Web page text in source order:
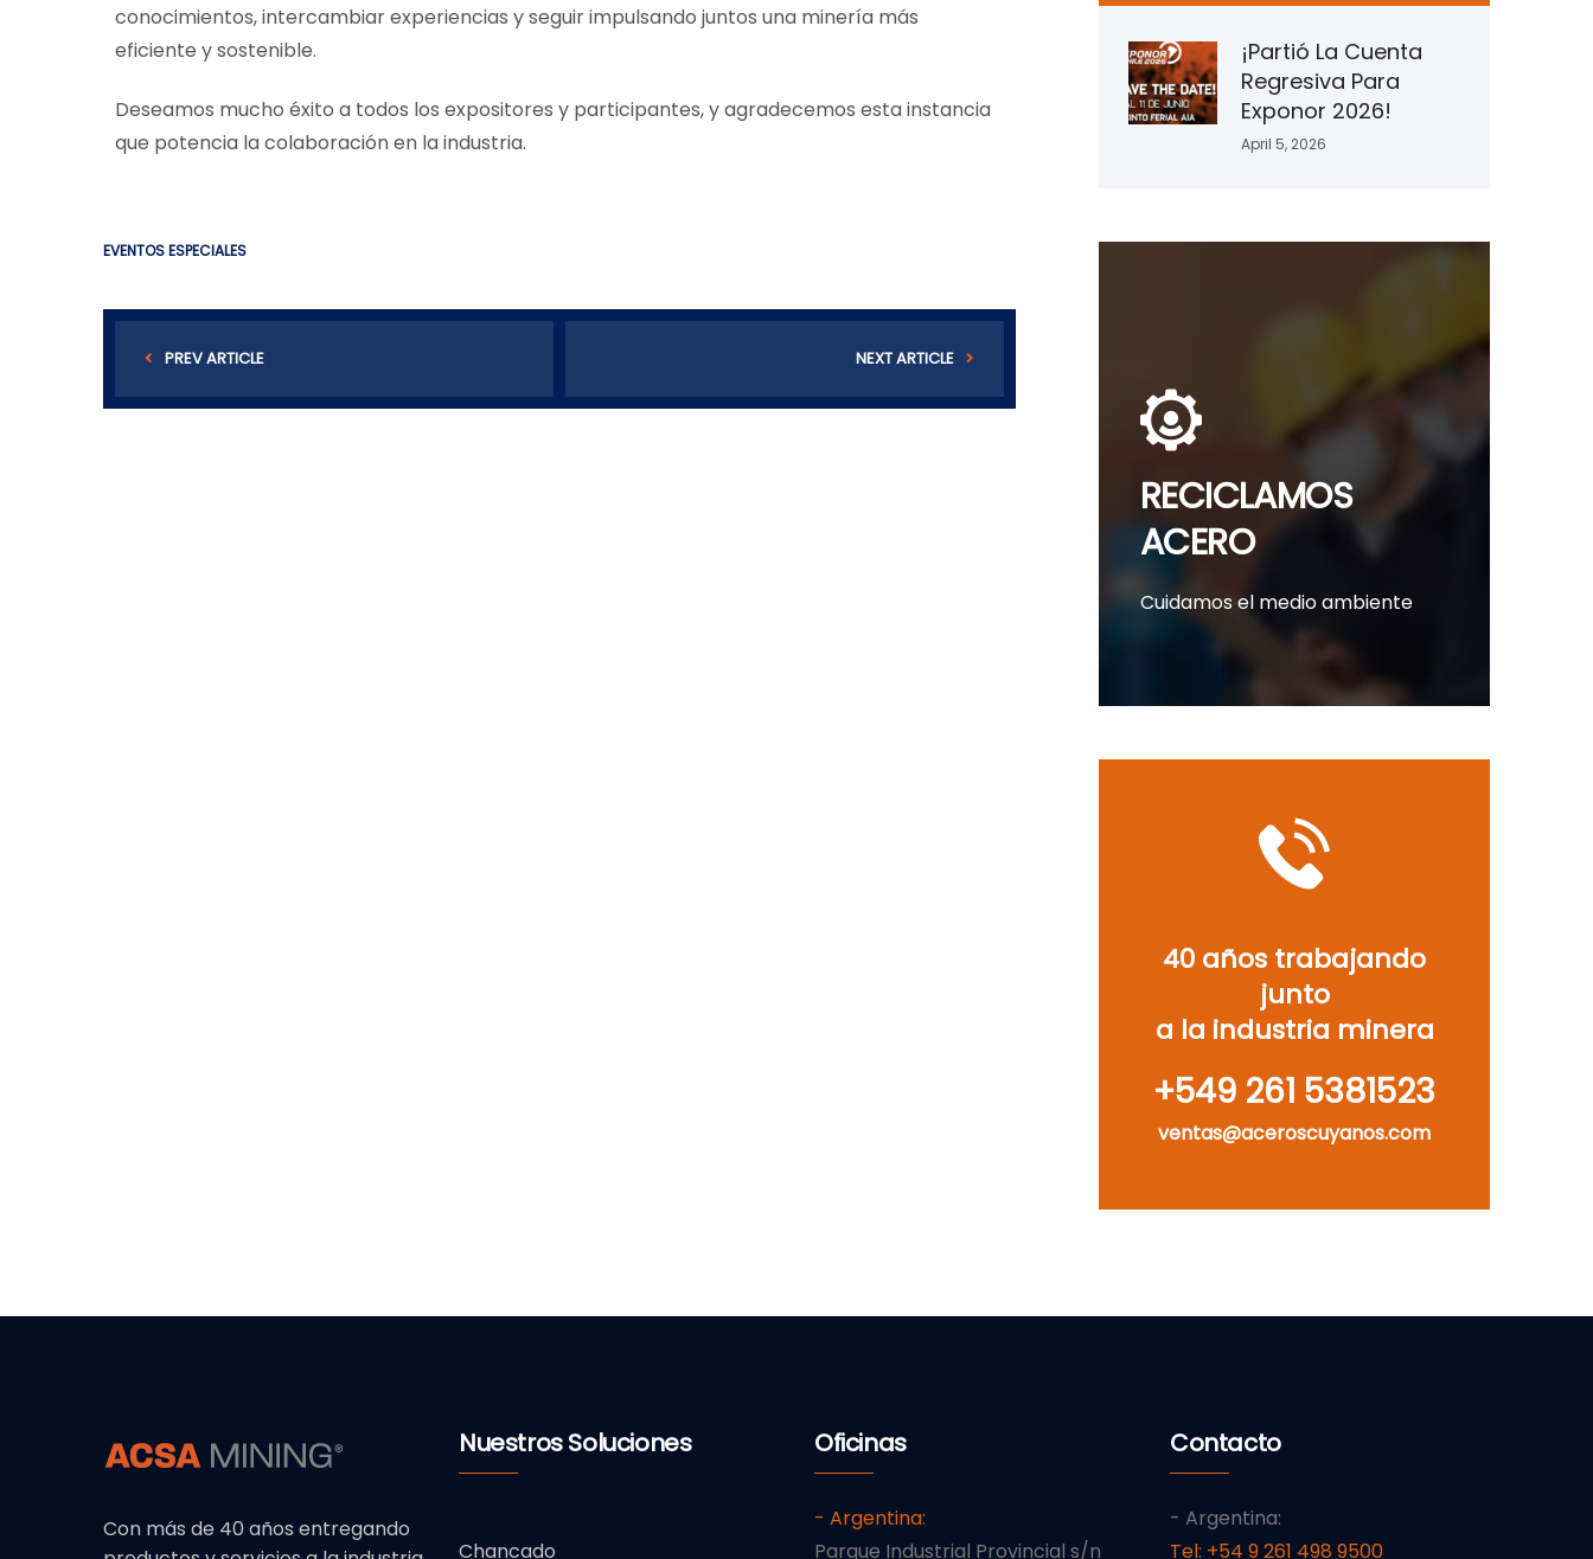
conocimientos, intercambiar experiencias y seguir impulsando juntos una minería más
eficiente y sostenible.
Deseamos mucho éxito a todos los expositores y participantes, y agradecemos esta instancia
que potencia la colaboración en la industria.
EVENTOS ESPECIALES
PREV ARTICLE NEXT ARTICLE
¡Partió La Cuenta
Regresiva Para
Exponor 2026!
April 5, 2026
RECICLAMOS
ACERO
Cuidamos el medio ambiente
40 años trabajando
junto
a la industria minera
‪+549 261 5381523‬
ventas@aceroscuyanos.com
Con más de 40 años entregando
Nuestros Soluciones
Chancado
Oficinas
- Argentina:
Parque Industrial Provincial s/n
Contacto
- Argentina:
Tel: +54 9 261 498 9500